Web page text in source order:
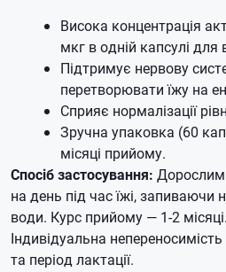
Висока концентрація
мкг в одній капсулі
Підтримує нервову
перетворювати їжу на
Сприяє нормалізації
Зручна упаковка (60
місяці прийому.
Спосіб застосування: Дорослим
на день під час їжі, запиваючи
води. Курс прийому — 1-2
Індивідуальна непереносимість
та період лактації.